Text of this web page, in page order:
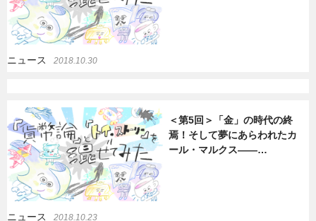
ニュース 2018.10.30
＜第5回＞「金」の時代の終
焉！そして夢にあらわれたカ
ール・マルクス――…
ニュース 2018.10.23